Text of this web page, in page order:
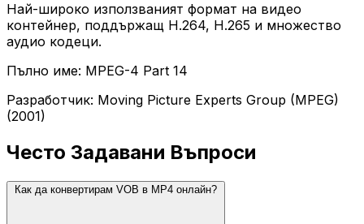
Най-широко използваният формат на видео
контейнер, поддържащ H.264, H.265 и множество
аудио кодеци.
Пълно име: MPEG-4 Part 14
Разработчик: Moving Picture Experts Group (MPEG)
(2001)
Често Задавани Въпроси
Как да конвертирам VOB в MP4 онлайн?